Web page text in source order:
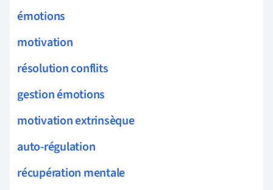
émotions
motivation
résolution conflits
gestion émotions
motivation extrinsèque
auto-régulation
récupération mentale